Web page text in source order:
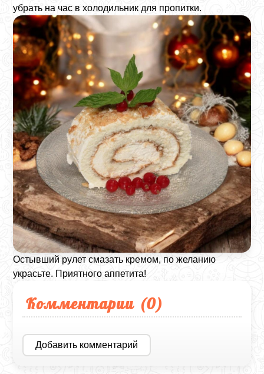
убрать на час в холодильник для пропитки.
Остывший рулет смазать кремом, по желанию
украсьте. Приятного аппетита!
Комментарии (0)
Добавить комментарий